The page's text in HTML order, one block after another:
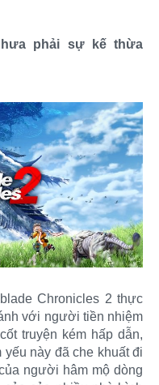
phải sự kế thừa
Chronicles 2 thực
với người tiền nhiệm
truyện kém hấp dẫn,
yếu này đã che khuất đi
người hâm mộ dòng